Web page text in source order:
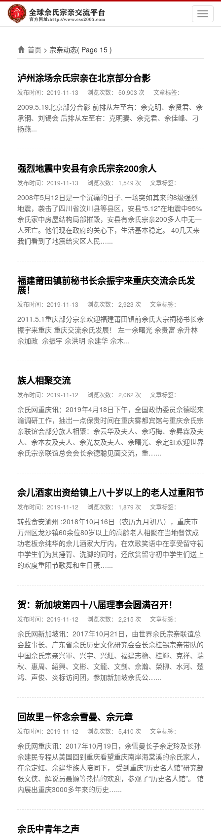
切
换
首页 > 宗亲动态( Page 15 )
泸州涂场佘氏宗亲在北京部分合影
发布时间：2019-11-13 浏览次数： 50,903 次 文章标签：
2009.5.19北京部分合影 前排从左至右：佘克明、佘贤君、佘
承钢、刘锡会 后排从左至右：克明妻、佘克君、佘佳峰、刁
扬燕...
强烈地震中安县有佘氏宗亲200余人
发布时间：2019-11-13 浏览次数： 1,549 次 文章标签：
2008年5月12日是一个沉痛的日子, 一场突如其来的8级强烈
地震，袭击了四川省汶川县等县区，安县“5.12”在地震中95%
佘氏家中房屋结构局部摧毁，安县有佘氏宗亲200多人中无一
人死亡。他们现在政府的关心下，生活基本稳定。 40几天来
我们看到了地震给灾区人民…...
福建莆田镇前秘书长佘振宇来重庆交流佘氏发
展！
发布时间：2019-11-13 浏览次数： 2,923 次 文章标签：
2011.5.1重庆部分宗亲欢迎福建莆田镇前佘氏大宗祠秘书长佘
振宇来重庆 重庆交流佘氏发展！ 左一佘曙光 佘贵富 佘升林
佘加政 佘振宇 佘洪明 佘建华 佘木...
族人相聚交流
发布时间：2019-11-12 浏览次数： 2,062 次 文章标签：
佘氏网重庆讯：2019年4月18日下午，全国政忇委员佘德聪来
渝调研工作，抽岀一点保贵时间在重庆雾都宾馆与重庆佘氏宗
亲联谊会部分族人相聚：佘云华及夫人、佘巧梅、佘昇霖及夫
人、佘本友及夫人、佘光友及夫人、佘曙光、佘定虹欢迎世界
佘氏宗亲联谊总会会长佘德聪见面交流，重…...
佘儿酒家出资给镇上八十岁以上的老人过重阳节
发布时间：2019-11-12 浏览次数： 1,879 次 文章标签：
转载食安渝州 :2018年10月16日（农历九月初八），重庆市
万州区龙沙镇60余位80岁以上的高龄老人相聚在当地餐饮成
功老板佘纯华的佘儿酒家大厅内，在欢歌笑语中在享受留守初
中学生们为其捶背、洗脚的同时，还欣赏留守初中学生们送上
的欢度重阳节歌舞和生日蛋…...
贺：新加坡第四十八届理事会圆满召开！
发布时间：2019-11-12 浏览次数： 2,215 次 文章标签：
佘氏网新加坡讯：2017年10月21日，由世界佘氏宗亲联谊总
会监事长、广东省佘氏历史文化研究会会长佘桂锡宗亲带队的
中国佘氏宗亲兴軍、兴宇、兴紅、福建志櫓、桂輝、克祥、瑞
秋、惠周、紹興、文彬、文龍、文釗、佘瀚、榮柳、水河、楚
鸿、声俊、炎标访问团，参加新加坡佘氏公…...
回故里－怀念佘雪曼、佘元章
发布时间：2019-11-12 浏览次数： 5,410 次 文章标签：
佘氏网重庆讯：2017年10月19日，佘雪曼长子佘定玲及长孙
佘建民专程从美国回到重庆看望重庆南岸海棠溪的佘氏家人，
在佘定虹、佘建华族人陪同下， 受到重庆“历史名人馆”研究部
张文侠、解说员聂嫄等热情的欢迎，参观了“历史名人馆”。 馆
内展出重庆3000多年来的历史…...
佘氏中青年之声